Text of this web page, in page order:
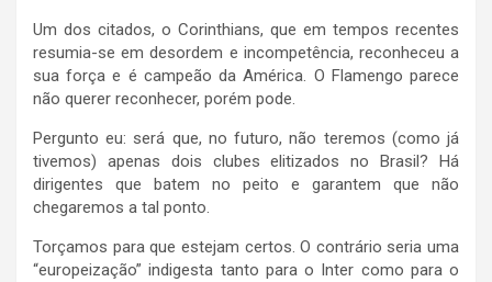
Um dos citados, o Corinthians, que em tempos recentes
resumia-se em desordem e incompetência, reconheceu a
sua força e é campeão da América. O Flamengo parece
não querer reconhecer, porém pode.
Pergunto eu: será que, no futuro, não teremos (como já
tivemos) apenas dois clubes elitizados no Brasil? Há
dirigentes que batem no peito e garantem que não
chegaremos a tal ponto.
Torçamos para que estejam certos. O contrário seria uma
“europeização” indigesta tanto para o Inter como para o